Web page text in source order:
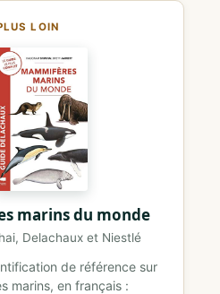
LOIN
marins du monde
Delachaux et Niestlé
de référence sur
marins, en français :